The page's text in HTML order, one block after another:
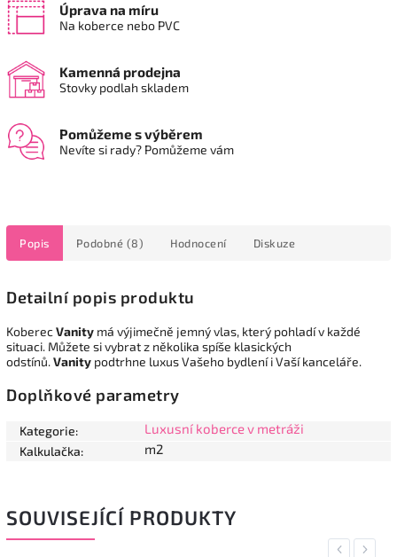
Úprava na míru
Na koberce nebo PVC
Kamenná prodejna
Stovky podlah skladem
Pomůžeme s výběrem
Nevíte si rady? Pomůžeme vám
Popis Podobné (8) Hodnocení Diskuze
Detailní popis produktu
Koberec Vanity má výjimečně jemný vlas, který pohladí v každé
situaci. Můžete si vybrat z několika spíše klasických
odstínů.Vanity podtrhne luxus Vašeho bydlení i Vaší kanceláře.
Doplňkové parametry
Kategorie: Luxusní koberce v metráži
Kalkulačka: m2
SOUVISEJÍCÍ PRODUKTY
Previous
Next